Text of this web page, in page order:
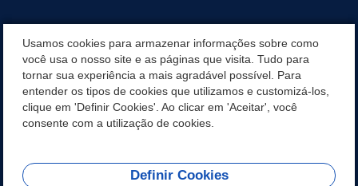
APLICATIVO
SECRETARIAS
Usamos cookies para armazenar informações sobre como
você usa o nosso site e as páginas que visita. Tudo para
tornar sua experiência a mais agradável possível. Para
entender os tipos de cookies que utilizamos e customizá-los,
clique em 'Definir Cookies'. Ao clicar em 'Aceitar', você
consente com a utilização de cookies.
Definir Cookies